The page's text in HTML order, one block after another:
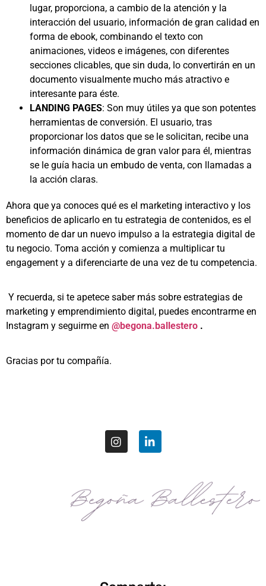
lugar, proporciona, a cambio de la atención y la
interacción del usuario, información de gran calidad en
forma de ebook, combinando el texto con
animaciones, videos e imágenes, con diferentes
secciones clicables, que sin duda, lo convertirán en un
documento visualmente mucho más atractivo e
interesante para éste.
LANDING PAGES: Son muy útiles ya que son potentes
herramientas de conversión. El usuario, tras
proporcionar los datos que se le solicitan, recibe una
información dinámica de gran valor para él, mientras
se le guía hacia un embudo de venta, con llamadas a
la acción claras.
Ahora que ya conoces qué es el marketing interactivo y los
beneficios de aplicarlo en tu estrategia de contenidos, es el
momento de dar un nuevo impulso a la estrategia digital de
tu negocio. Toma acción y comienza a multiplicar tu
engagement y a diferenciarte de una vez de tu competencia.
Y recuerda, si te apetece saber más sobre estrategias de
marketing y emprendimiento digital, puedes encontrarme en
Instagram y seguirme en @begona.ballestero .
Gracias por tu compañía.